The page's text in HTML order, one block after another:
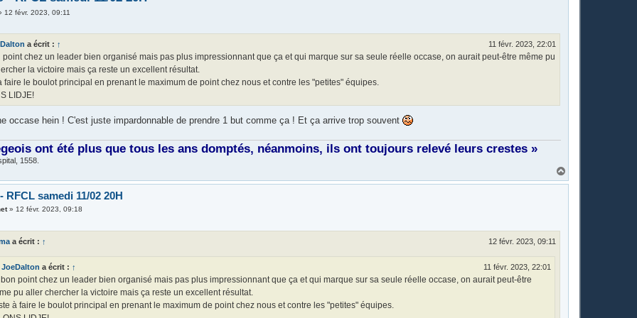
12 févr. 2023, 09:11
a écrit : ↑ 11 févr. 2023, 22:01
point chez un leader bien organisé mais pas plus impressionnant que ça et qui marque sur sa seule réelle occase, on aurait peut-être même pu
la victoire mais ça reste un excellent résultat.
faire le boulot principal en prenant le maximum de point chez nous et contre les "petites" équipes.
LIDJE!
occase hein ! C'est juste impardonnable de prendre 1 but comme ça ! Et ça arrive trop souvent
ont été plus que tous les ans domptés, néanmoins, ils ont toujours relevé leurs crestes »
1558.
a
RFCL samedi 11/02 20H
»12 févr. 2023, 09:18
a écrit : ↑ 12 févr. 2023, 09:11
JoeDalton a écrit : ↑ 11 févr. 2023, 22:01
point chez un leader bien organisé mais pas plus impressionnant que ça et qui marque sur sa seule réelle occase, on aurait peut-être
pu aller chercher la victoire mais ça reste un excellent résultat.
à faire le boulot principal en prenant le maximum de point chez nous et contre les "petites" équipes.